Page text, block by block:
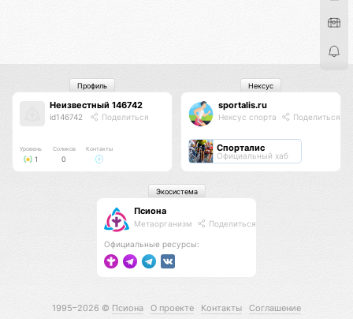
Неизвестный 146742
id146742 Поделиться
Уровень
1
Соликов
0
Контакты
Профиль
sportalis.ru
Нексус спорта Поделиться
Спорталис
Официальный хаб
Нексус
Псиона
Метаорганизм Поделиться
Официальные ресурсы:
Экосистема
1995–2026 © Псиона О проекте Контакты Соглашение